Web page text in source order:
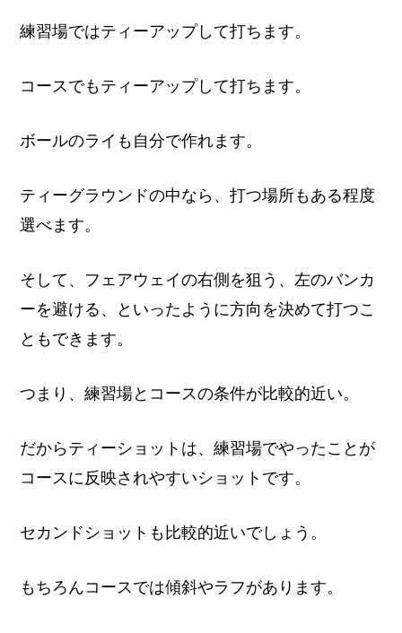
練習場ではティーアップして打ちます。
コースでもティーアップして打ちます。
ボールのライも自分で作れます。
ティーグラウンドの中なら、打つ場所もある程度
選べます。
そして、フェアウェイの右側を狙う、左のバンカ
ーを避ける、といったように方向を決めて打つこ
ともできます。
つまり、練習場とコースの条件が比較的近い。
だからティーショットは、練習場でやったことが
コースに反映されやすいショットです。
セカンドショットも比較的近いでしょう。
もちろんコースでは傾斜やラフがあります。